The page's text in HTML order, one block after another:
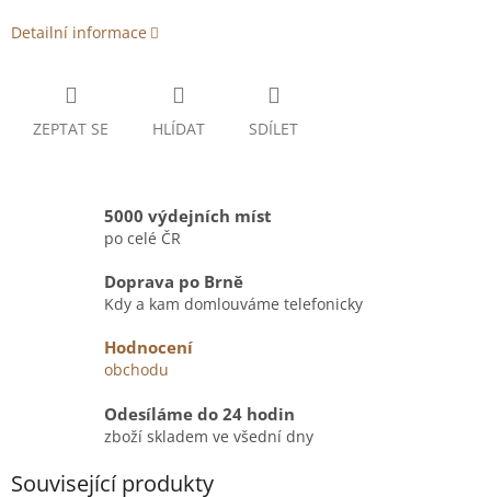
Detailní informace
ZEPTAT SE HLÍDAT SDÍLET
5000 výdejních míst
po celé ČR
Doprava po Brně
Kdy a kam domlouváme telefonicky
Hodnocení
obchodu
Odesíláme do 24 hodin
zboží skladem ve všední dny
Související produkty